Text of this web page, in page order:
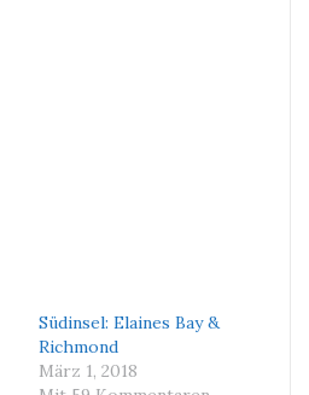
Südinsel: Elaines Bay &
Richmond
März 1, 2018